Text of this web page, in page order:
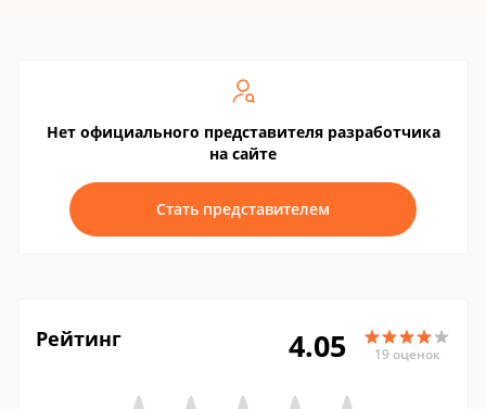
Нет официального представителя разработчика
на сайте
Стать представителем
Рейтинг 4.05 19 оценок